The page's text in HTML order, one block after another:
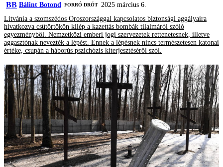
BB Bálint Botond FORRÓ DRÓT 2025 március 6.
Litvánia a szomszédos Oroszországgal kapcsolatos biztonsági aggályaira
hivatkozva csütörtökön kilép a kazettás bombák tilalmáról szóló
egyezményből. Nemzetközi emberi jogi szervezetek rettenetesnek, illetve
aggasztónak nevezték a lépést. Ennek a lépésnek nincs természetesen katonai
értéke, csupán a háborús pszichózis kiterjesztéséről szól.